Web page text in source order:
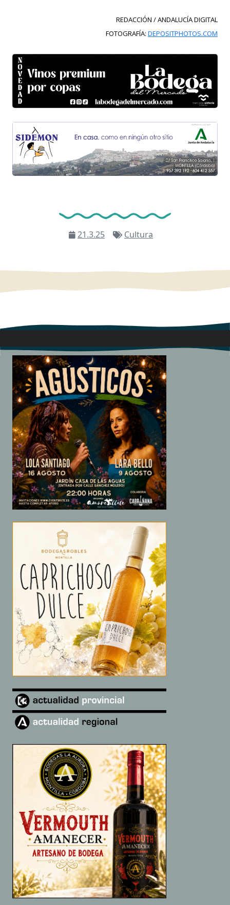
REDACCIÓN / ANDALUCÍA DIGITAL
FOTOGRAFÍA: DEPOSITPHOTOS.COM
21.3.25 Cultura